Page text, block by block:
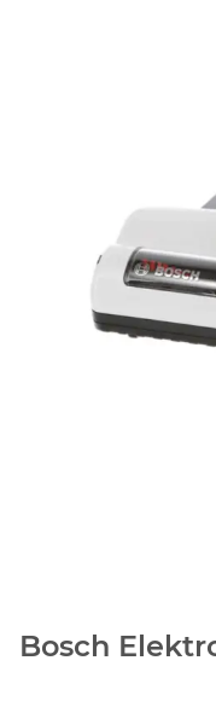
Bosch